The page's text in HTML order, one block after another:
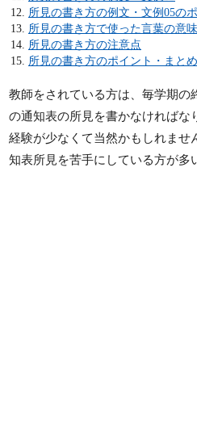
所見の書き方の例文・文例05の
所見の書き方で使った言葉の意
所見の書き方の注意点
所見の書き方のポイント・まとめ
教師をされている方は、毎学期の
の通知表の所見を書かなければな
経験が少なくて当然かもしれませ
知表所見を苦手にしている方が